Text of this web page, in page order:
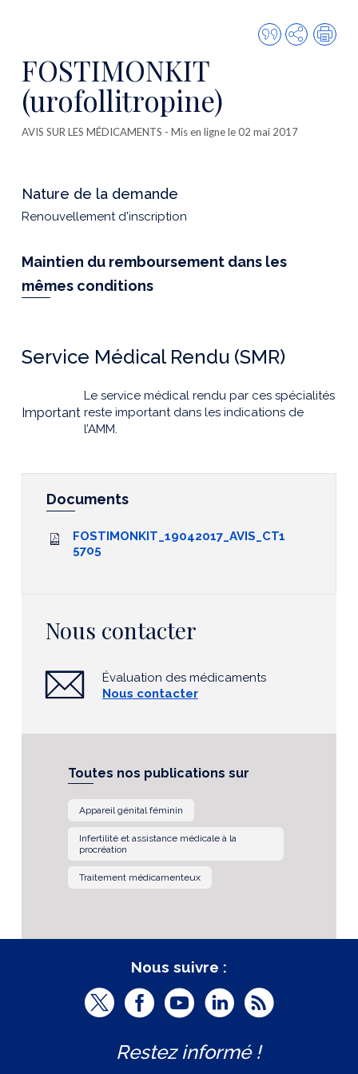
Citer
cette
Partager
FOSTIMONKIT
(urofollitropine)
AVIS SUR LES MÉDICAMENTS - Mis en ligne le 02 mai 2017
Nature de la demande
Renouvellement d'inscription
Maintien du remboursement dans les
mêmes conditions
Service Médical Rendu (SMR)
Important
Le service médical rendu par ces spécialités
reste important dans les indications de
l’AMM.
Documents
FOSTIMONKIT_19042017_AVIS_CT1
5705
Nous contacter
Évaluation des médicaments
Nous contacter
Toutes nos publications sur
Appareil génital féminin
Infertilité et assistance médicale à la
procréation
Traitement médicamenteux
Nous suivre :
T
i
F
c
Y
u
L
n
R
Restez informé !